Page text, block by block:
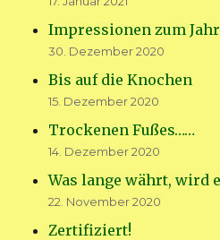
Impressionen zum
30. Dezember 2020
Bis auf die Knochen
15. Dezember 2020
Trockenen Fußes……
14. Dezember 2020
Was lange währt, wird
22. November 2020
Zertifiziert!